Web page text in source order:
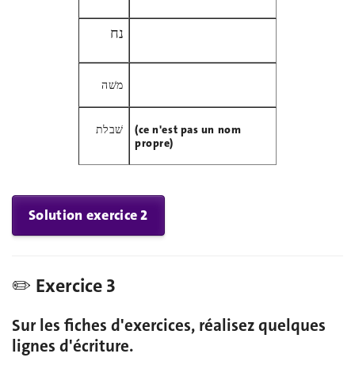
נח
משׁה
שׁבלת
(ce n'est pas un nom
propre)
Solution exercice 2
✏️ Exercice 3
Sur les fiches d'exercices, réalisez quelques
lignes d'écriture.